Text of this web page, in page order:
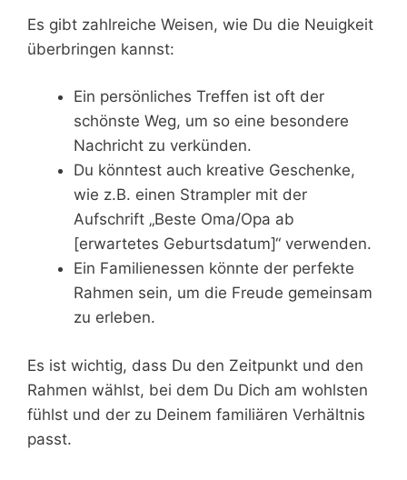
Es gibt zahlreiche Weisen, wie Du die Neuigkeit
überbringen kannst:
Ein persönliches Treffen ist oft der
schönste Weg, um so eine besondere
Nachricht zu verkünden.
Du könntest auch kreative Geschenke,
wie z.B. einen Strampler mit der
Aufschrift „Beste Oma/Opa ab
[erwartetes Geburtsdatum]“ verwenden.
Ein Familienessen könnte der perfekte
Rahmen sein, um die Freude gemeinsam
zu erleben.
Es ist wichtig, dass Du den Zeitpunkt und den
Rahmen wählst, bei dem Du Dich am wohlsten
fühlst und der zu Deinem familiären Verhältnis
passt.